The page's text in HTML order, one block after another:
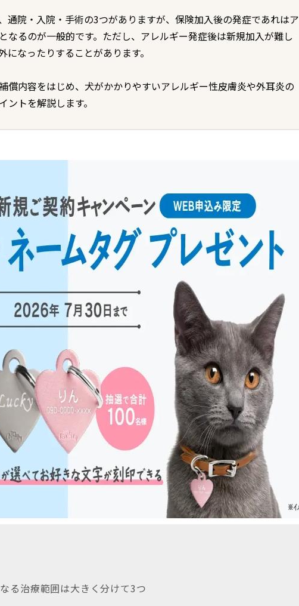
通院・入院・手術の3つがありますが、保険加入後の発症であれはア
なるのが一般的です。ただし、アレルギー発症後は新規加入が難し
なったりすることがあります。
償内容をはじめ、犬がかかりやすいアレルギー性皮膚炎や外耳炎の
トを解説します。
る治療範囲は大きく分けて3つ